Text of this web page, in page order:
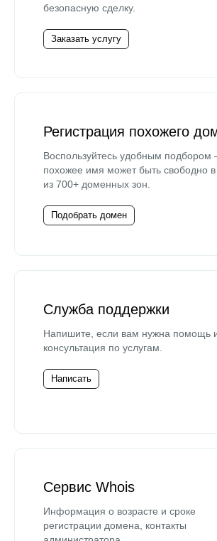
безопасную сделку.
Заказать услугу
Регистрация похожего
Воспользуйтесь удобным
похожее имя может быть свободно
из 700+ доменных зон.
Подобрать домен
Служба поддержки
Напишите, если вам нужна помощь
консультация по услугам.
Написать
Сервис Whois
Информация о возрасте и сроке
регистрации домена, контакты